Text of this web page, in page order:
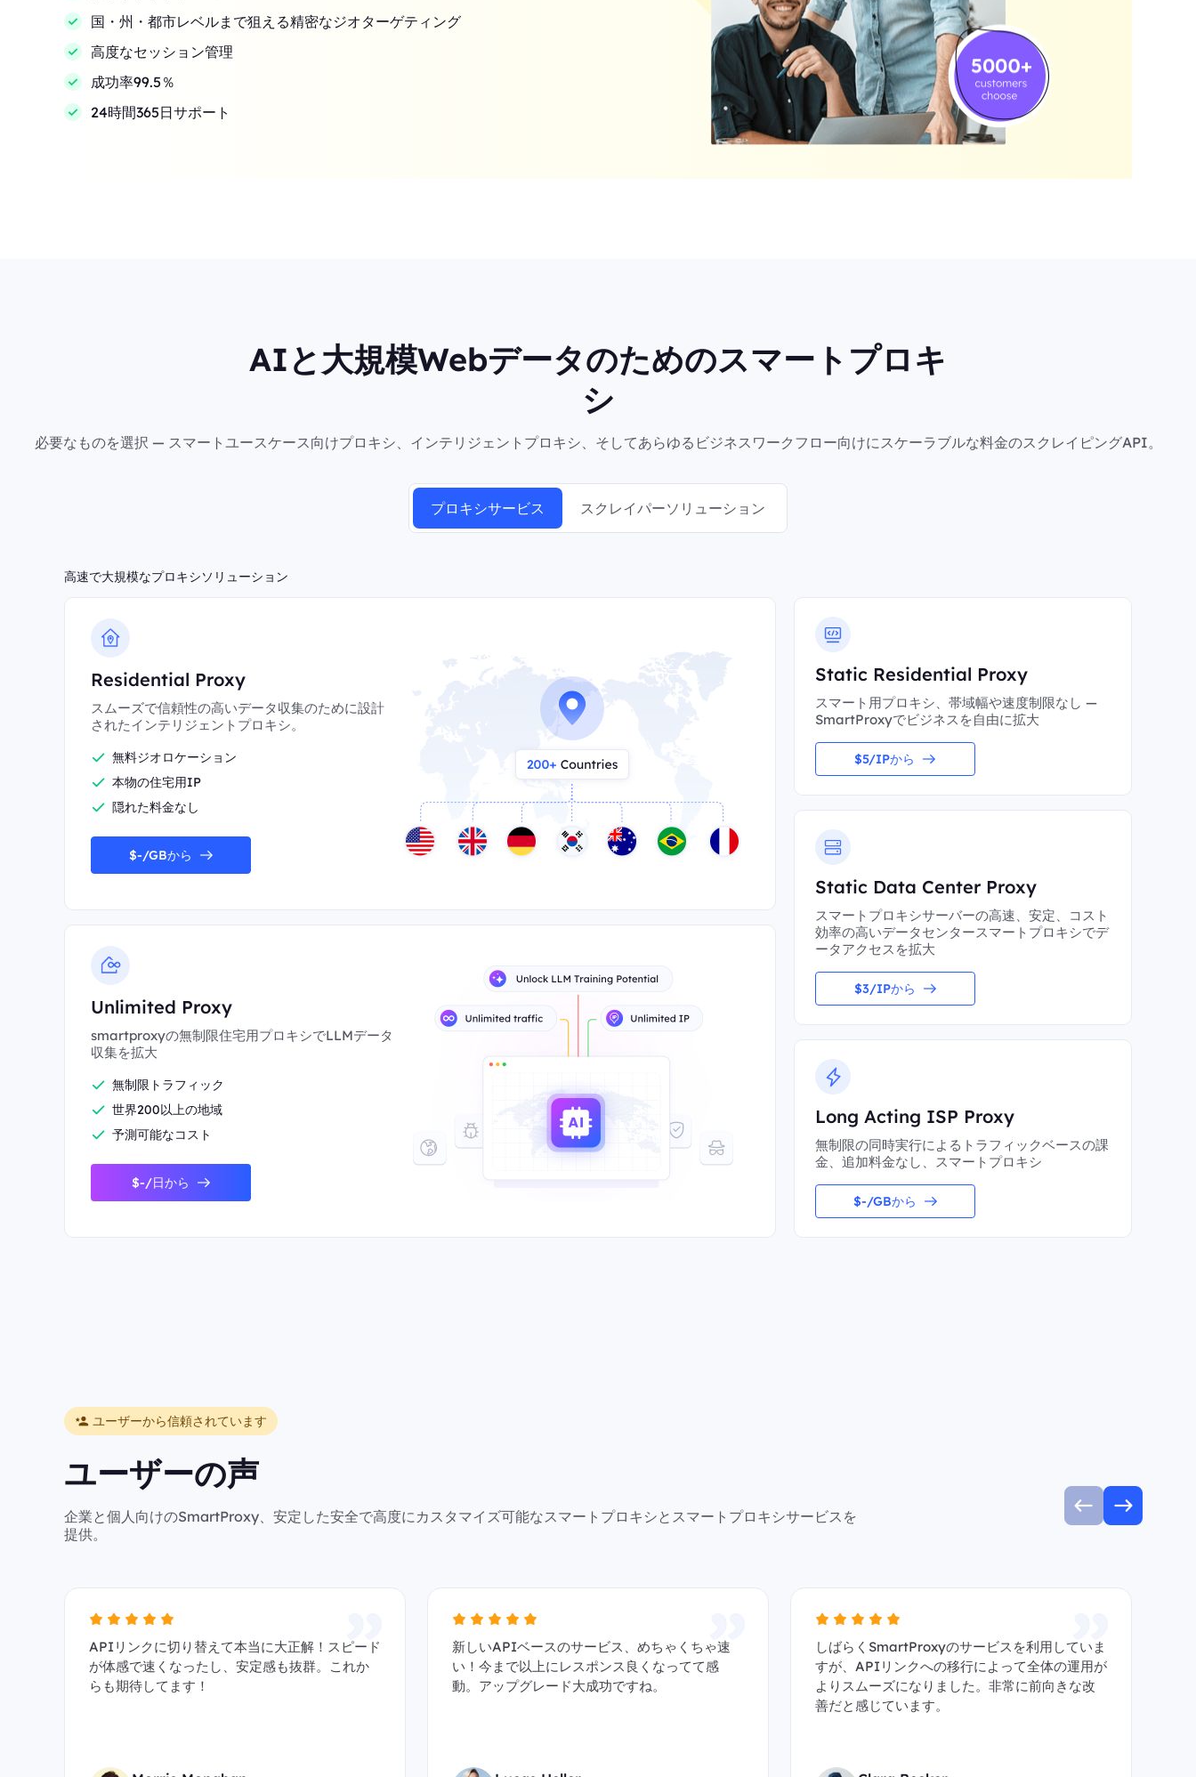
国・州・都市レベルまで狙える精密なジオターゲティング
高度なセッション管理
成功率99.5％
24時間365日サポート
AIと大規模Webデータのためのスマートプロキ
シ
必要なものを選択 — スマートユースケース向けプロキシ、インテリジェントプロキシ、そしてあらゆるビジネスワークフロー向けにスケーラブルな料金のスクレイピングAPI。
プロキシサービス スクレイパーソリューション
高速で大規模なプロキシソリューション
Residential Proxy
スムーズで信頼性の高いデータ収集のために設計
されたインテリジェントプロキシ。
無料ジオロケーション
本物の住宅用IP
隠れた料金なし
$-/GBから
Unlimited Proxy
smartproxyの無制限住宅用プロキシでLLMデータ
収集を拡大
無制限トラフィック
世界200以上の地域
予測可能なコスト
$-/日から
Static Residential Proxy
スマート用プロキシ、帯域幅や速度制限なし —
SmartProxyでビジネスを自由に拡大
$5/IPから
Static Data Center Proxy
スマートプロキシサーバーの高速、安定、コスト
効率の高いデータセンタースマートプロキシでデ
ータアクセスを拡大
$3/IPから
Long Acting ISP Proxy
無制限の同時実行によるトラフィックベースの課
金、追加料金なし、スマートプロキシ
$-/GBから
ユーザーから信頼されています
ユーザーの声
企業と個人向けのSmartProxy、安定した安全で高度にカスタマイズ可能なスマートプロキシとスマートプロキシサービスを
提供。
APIリンクに切り替えて本当に大正解！スピード
が体感で速くなったし、安定感も抜群。これか
らも期待してます！
新しいAPIベースのサービス、めちゃくちゃ速
い！今まで以上にレスポンス良くなってて感
動。アップグレード大成功ですね。
しばらくSmartProxyのサービスを利用していま
すが、APIリンクへの移行によって全体の運用が
よりスムーズになりました。非常に前向きな改
善だと感じています。